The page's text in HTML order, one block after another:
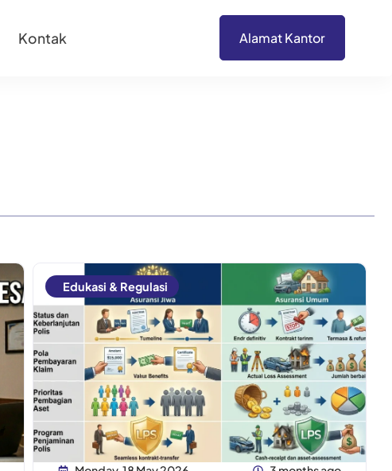
Kontak Alamat Kantor
Edukasi & Regulasi